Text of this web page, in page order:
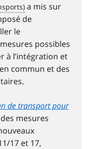
a mis sur
de
le
possibles
à l’intégration et
commun et des
de transport pour
mesures
17 et 17,